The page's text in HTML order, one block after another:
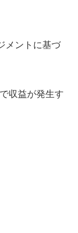
メントに基づ
収益が発生す